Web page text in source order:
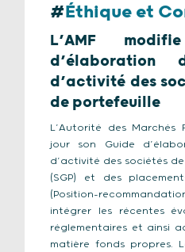
#Éthique et
L’AMF
d’élaboration
d’activité des
de portefeuille
L’Autorité des Marchés
jour son Guide
d’activité des sociétés
(SGP) et des
(Position-
intégrer les récentes
réglementaires et ainsi
matière fonds propres.